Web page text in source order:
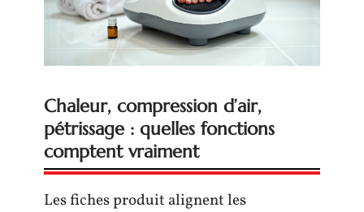
Chaleur, compression d’air,
pétrissage : quelles fonctions
comptent vraiment
Les fiches produit alignent les